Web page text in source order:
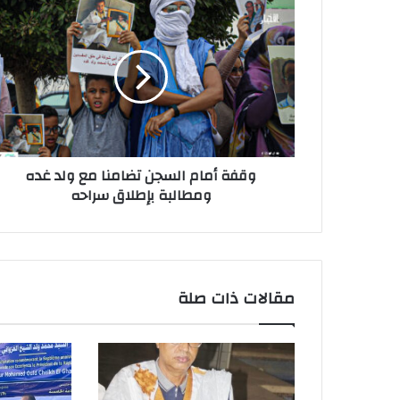
وقفة أمام السجن تضامنا مع ولد غده
ومطالبة بإطلاق سراحه
مقالات ذات صلة